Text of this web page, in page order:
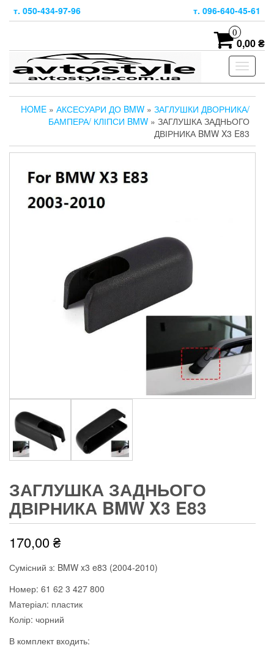
т. 050-434-97-96 т. 096-640-45-61
0
0,00 ₴
Toggle
HOME » АКСЕСУАРИ ДО BMW » ЗАГЛУШКИ ДВОРНИКА/
БАМПЕРА/ КЛІПСИ BMW » ЗАГЛУШКА ЗАДНЬОГО
ДВІРНИКА BMW X3 E83
ЗАГЛУШКА ЗАДНЬОГО
ДВІРНИКА BMW X3 E83
170,00₴
Сумісний з: BMW x3 e83 (2004-2010)
Номер: 61 62 3 427 800
Матеріал: пластик
Колір: чорний
В комплект входить: